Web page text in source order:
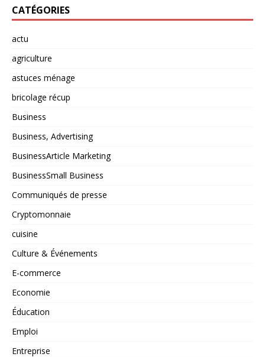
CATÉGORIES
actu
agriculture
astuces ménage
bricolage récup
Business
Business, Advertising
BusinessArticle Marketing
BusinessSmall Business
Communiqués de presse
Cryptomonnaie
cuisine
Culture & Événements
E-commerce
Economie
Éducation
Emploi
Entreprise